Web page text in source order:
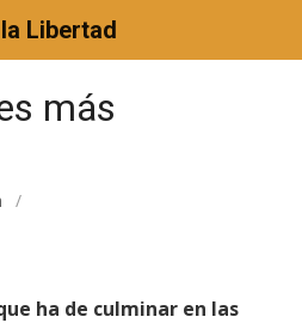
Libertad
más
/
ha de culminar en las